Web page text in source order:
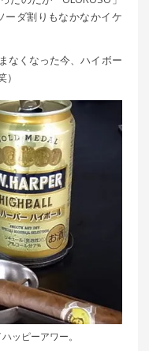
ーダ割りもなかなかイケ
なくなった今、ハイボー
ッピーアワー。